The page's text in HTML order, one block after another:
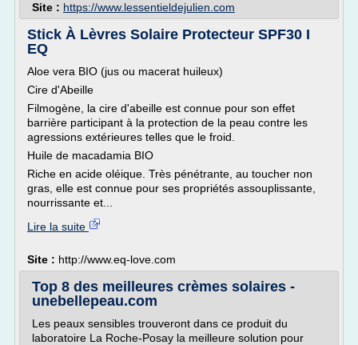
Site : https://www.lessentieldejulien.com
Stick À Lèvres Solaire Protecteur SPF30 I
EQ
Aloe vera BIO (jus ou macerat huileux)
Cire d'Abeille
Filmogène, la cire d'abeille est connue pour son effet
barrière participant à la protection de la peau contre les
agressions extérieures telles que le froid.
Huile de macadamia BIO
Riche en acide oléique. Très pénétrante, au toucher non
gras, elle est connue pour ses propriétés assouplissante,
nourrissante et...
Lire la suite
Site : http://www.eq-love.com
Top 8 des meilleures crèmes solaires -
unebellepeau.com
Les peaux sensibles trouveront dans ce produit du
laboratoire La Roche-Posay la meilleure solution pour